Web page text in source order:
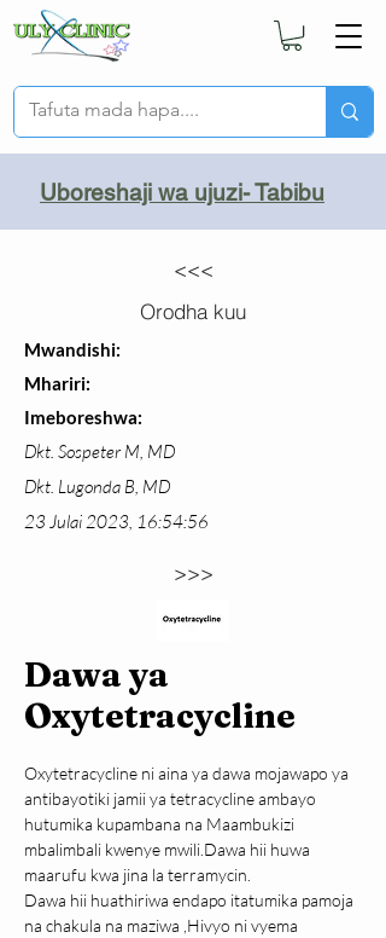
Uboreshaji wa ujuzi- Tabibu
<<<
Orodha kuu
Mwandishi:
Mhariri:
Imeboreshwa:
Dkt. Sospeter M, MD
Dkt. Lugonda B, MD
23 Julai 2023, 16:54:56
>>>
Dawa ya
Oxytetracycline
Oxytetracycline ni aina ya dawa mojawapo ya
antibayotiki jamii ya tetracycline ambayo
hutumika kupambana na Maambukizi
mbalimbali kwenye mwili.Dawa hii huwa
maarufu kwa jina la terramycin.
Dawa hii huathiriwa endapo itatumika pamoja
na chakula na maziwa ,Hivyo ni vyema